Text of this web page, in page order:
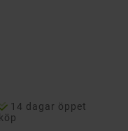
14 dagar öppet
köp